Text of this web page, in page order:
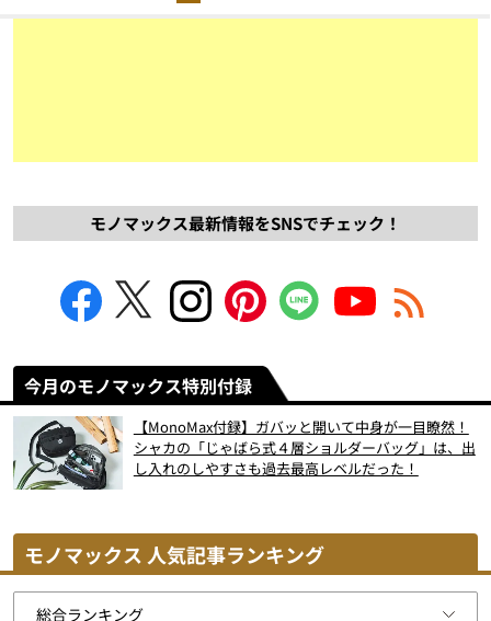
モノマックス最新情報をSNSでチェック！
今月のモノマックス特別付録
【MonoMax付録】ガバッと開いて中身が一目瞭然！
シャカの「じゃばら式４層ショルダーバッグ」は、出
し入れのしやすさも過去最高レベルだった！
モノマックス 人気記事ランキング